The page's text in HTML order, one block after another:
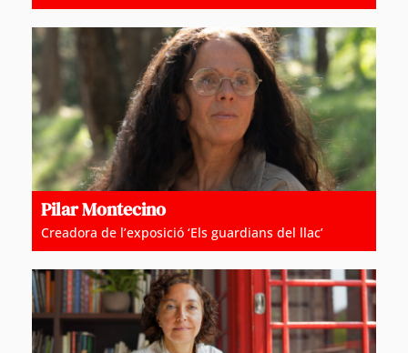
Pilar Montecino
Creadora de l’exposició ‘Els guardians del llac’